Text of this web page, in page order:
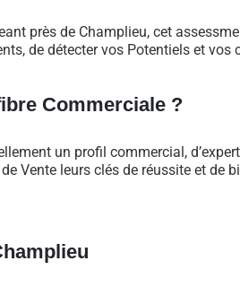
près de Champlieu, cet
de détecter vos Potentiels et vos
Commerciale ?
un profil commercial,
Vente leurs clés de réussite et de